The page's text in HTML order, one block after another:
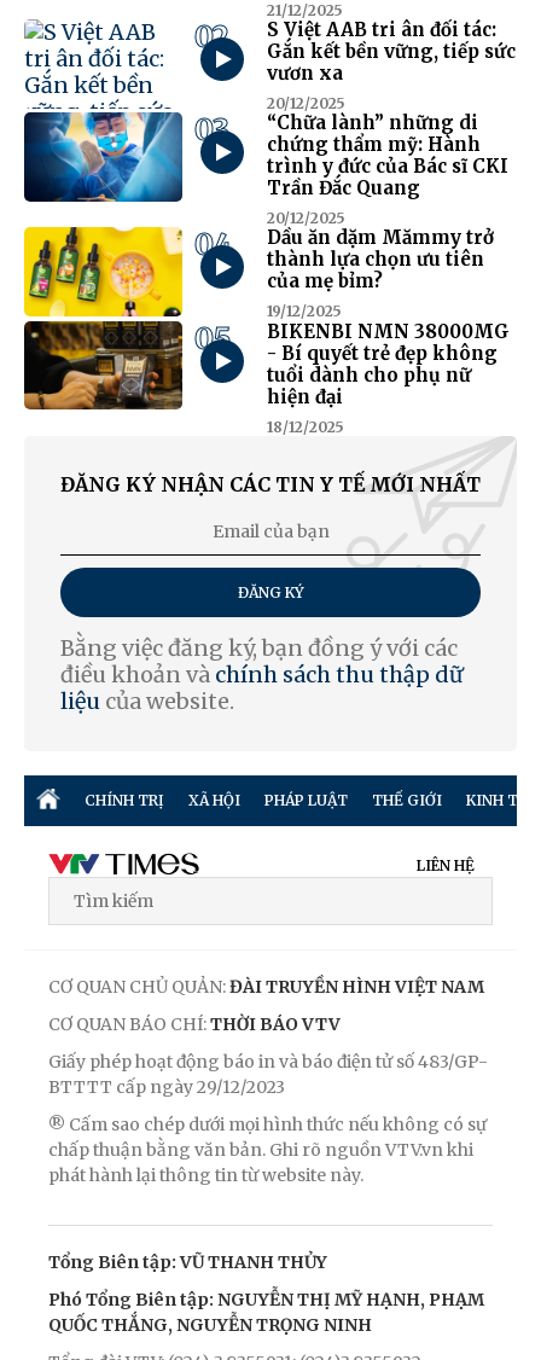
21/12/2025
02
S Việt AAB tri ân đối tác:
Gắn kết bền vững, tiếp sức
vươn xa
20/12/2025
03
“Chữa lành” những di
chứng thẩm mỹ: Hành
trình y đức của Bác sĩ CKI
Trần Đắc Quang
20/12/2025
04
Dầu ăn dặm Mămmy trở
thành lựa chọn ưu tiên
của mẹ bỉm?
19/12/2025
05
BIKENBI NMN 38000MG
- Bí quyết trẻ đẹp không
tuổi dành cho phụ nữ
hiện đại
18/12/2025
ĐĂNG KÝ NHẬN CÁC TIN Y TẾ MỚI NHẤT
ĐĂNG KÝ
Bằng việc đăng ký, bạn đồng ý với các
điều khoản và chính sách thu thập dữ
liệu của website.
CHÍNH TRỊ XÃ HỘI PHÁP LUẬT THẾ GIỚI KINH TẾ
LIÊN HỆ
CƠ QUAN CHỦ QUẢN:ĐÀI TRUYỀN HÌNH VIỆT NAM
CƠ QUAN BÁO CHÍ:THỜI BÁO VTV
Giấy phép hoạt động báo in và báo điện tử số 483/GP-
BTTTT cấp ngày 29/12/2023
® Cấm sao chép dưới mọi hình thức nếu không có sự
chấp thuận bằng văn bản. Ghi rõ nguồn VTV.vn khi
phát hành lại thông tin từ website này.
Tổng Biên tập: VŨ THANH THỦY
Phó Tổng Biên tập: NGUYỄN THỊ MỸ HẠNH, PHẠM
QUỐC THẮNG, NGUYỄN TRỌNG NINH